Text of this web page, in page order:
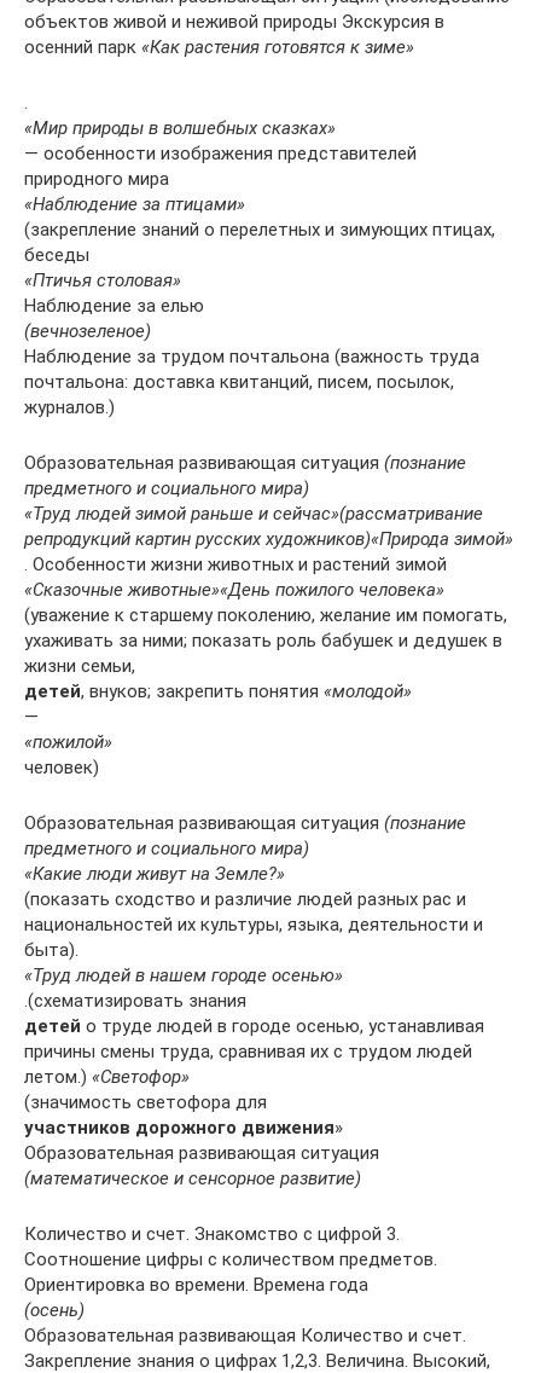
объектов живой и неживой природы Экскурсия в
осенний парк «Как растения готовятся к зиме»
.
«Мир природы в волшебных сказках»
— особенности изображения представителей
природного мира
«Наблюдение за птицами»
(закрепление знаний о перелетных и зимующих птицах,
беседы
«Птичья столовая»
Наблюдение за елью
(вечнозеленое)
Наблюдение за трудом почтальона (важность труда
почтальона: доставка квитанций, писем, посылок,
журналов.)
Образовательная развивающая ситуация (познание
предметного и социального мира)
«Труд людей зимой раньше и сейчас»(рассматривание
репродукций картин русских художников)«Природа зимой»
. Особенности жизни животных и растений зимой
«Сказочные животные»«День пожилого человека»
(уважение к старшему поколению, желание им помогать,
ухаживать за ними; показать роль бабушек и дедушек в
жизни семьи,
детей, внуков; закрепить понятия «молодой»
—
«пожилой»
человек)
Образовательная развивающая ситуация (познание
предметного и социального мира)
«Какие люди живут на Земле?»
(показать сходство и различие людей разных рас и
национальностей их культуры, языка, деятельности и
быта).
«Труд людей в нашем городе осенью»
.(схематизировать знания
детей о труде людей в городе осенью, устанавливая
причины смены труда, сравнивая их с трудом людей
летом.) «Светофор»
(значимость светофора для
участников дорожного движения»
Образовательная развивающая ситуация
(математическое и cенсорное развитие)
Количество и счет. Знакомство с цифрой 3.
Соотношение цифры с количеством предметов.
Ориентировка во времени. Времена года
(осень)
Образовательная развивающая Количество и счет.
Закрепление знания о цифрах 1,2,3. Величина. Высокий,